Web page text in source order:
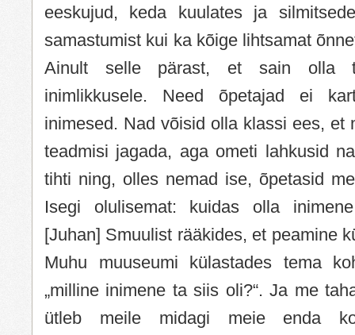
eeskujud, keda kuulates ja
samastumist kui ka kõige lihtsamat
Ainult selle pärast, et sain olla
inimlikkusele. Need õpetajad ei
inimesed. Nad võisid olla klassi ees, et
teadmisi jagada, aga ometi lahkusid
tihti ning, olles nemad ise, õpetasid
Isegi olulisemat: kuidas olla
[Juhan] Smuulist rääkides, et peamine
Muhu muuseumi külastades tema
„milline inimene ta siis oli?“. Ja me
ütleb meile midagi meie enda